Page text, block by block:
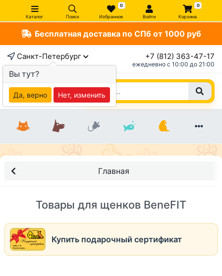
Каталог Поиск
0
Избранное Войти
0
Корзина
Бесплатная доставка по СПб от 1000 руб
Санкт-Петербург +7 (812) 363-47-17
ежедневно c 10:00 до 21:00
Главная
Товары для щенков BeneFIT
Купить подарочный сертификат
Вы тут?
Да, верно Нет, изменить